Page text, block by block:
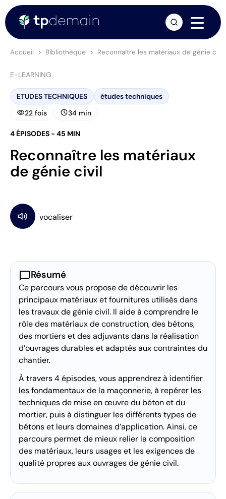
Accueil Bibliothèque Reconnaître les matériaux de génie civil
E-LEARNING
ETUDES TECHNIQUES études techniques
visibility22 fois schedule34 min
4 ÉPISODES - 45 MIN
Reconnaître les matériaux
de génie civil
chat_bubbleRésumé
Ce parcours vous propose de découvrir les
principaux matériaux et fournitures utilisés dans
les travaux de génie civil. Il aide à comprendre le
rôle des matériaux de construction, des bétons,
des mortiers et des adjuvants dans la réalisation
d’ouvrages durables et adaptés aux contraintes du
chantier.
À travers 4 épisodes, vous apprendrez à identifier
les fondamentaux de la maçonnerie, à repérer les
techniques de mise en œuvre du béton et du
mortier, puis à distinguer les différents types de
bétons et leurs domaines d’application. Ainsi, ce
parcours permet de mieux relier la composition
des matériaux, leurs usages et les exigences de
qualité propres aux ouvrages de génie civil.
arrow_forward